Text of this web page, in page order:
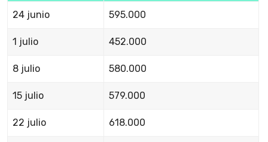
24 junio 595.000
1 julio 452.000
8 julio 580.000
15 julio 579.000
22 julio 618.000